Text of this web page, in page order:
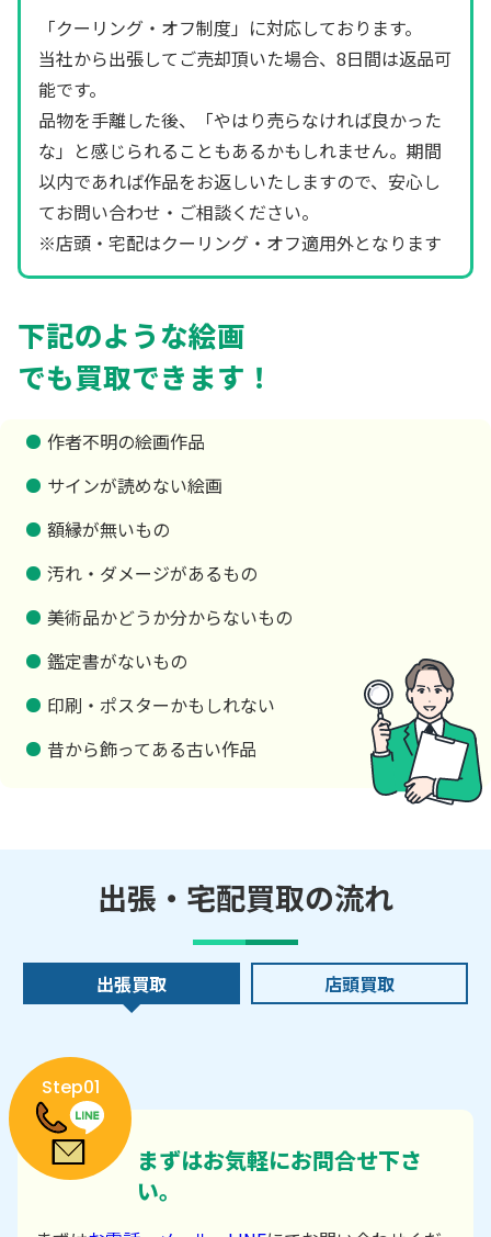
「クーリング・オフ制度」に対応しております。
当社から出張してご売却頂いた場合、8日間は返品可
能です。
品物を手離した後、「やはり売らなければ良かった
な」と感じられることもあるかもしれません。期間
以内であれば作品をお返しいたしますので、安心し
てお問い合わせ・ご相談ください。
※店頭・宅配はクーリング・オフ適用外となります
下記のような絵画
でも買取できます！
作者不明の絵画作品
サインが読めない絵画
額縁が無いもの
汚れ・ダメージがあるもの
美術品かどうか分からないもの
鑑定書がないもの
印刷・ポスターかもしれない
昔から飾ってある古い作品
出張・宅配買取の流れ
出張買取 店頭買取
Step01
まずはお気軽にお問合せ下さ
い。